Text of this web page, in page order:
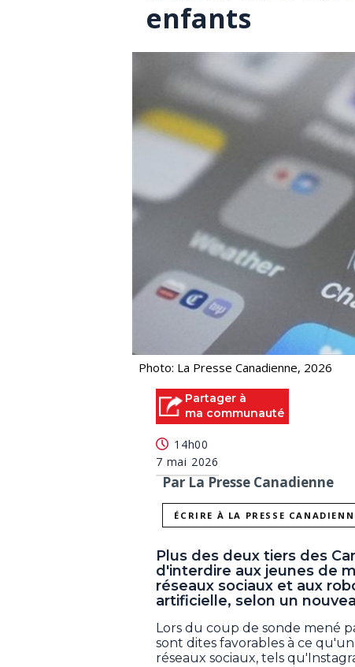
enfants
Photo: La Presse Canadienne, 2026
Partager à
ma communauté
14h00
7 mai 2026
Par La Presse Canadienne
ÉCRIRE À LA PRESSE
Plus des deux tiers des
d'interdire aux jeunes de
réseaux sociaux et aux
artificielle, selon un
Lors du coup de sonde mené
sont dites favorables à ce
réseaux sociaux, tels